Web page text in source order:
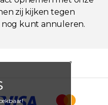
zij kijken tegen
kunt annuleren.